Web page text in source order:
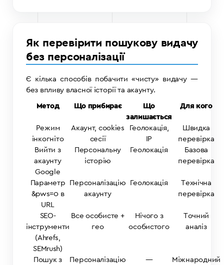
Як перевірити пошукову видачу
без персоналізації
Є кілька способів побачити «чисту» видачу —
без впливу власної історії та акаунту.
Метод Що прибирає
Що
залишається
Для кого
Режим
інкогніто
Акаунт, cookies
сесії
Геолокація,
IP
Швидка
перевірка
Вийти з
акаунту
Google
Персональну
історію
Геолокація
Базова
перевірка
Параметр
&pws=0 в
URL
Персоналізацію
акаунту
Геолокація
Технічна
перевірка
SEO-
інструменти
(Ahrefs,
SEMrush)
Все особисте +
гео
Нічого з
особистого
Точний
аналіз
Пошук з
Персоналізацію
—
Міжнародний